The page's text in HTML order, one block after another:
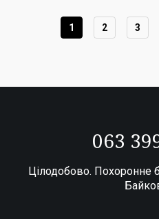
1 2 3
063
Цілодобово. Похоронне